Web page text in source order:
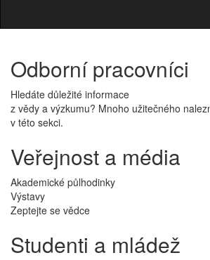
Odborní pracovníci
Hledáte důležité informace
z vědy a výzkumu? Mnoho užitečného
v této sekci.
Veřejnost a média
Akademické půlhodinky
Výstavy
Zeptejte se vědce
Studenti a mládež